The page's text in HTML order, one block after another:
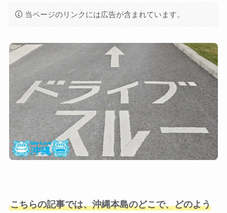
当ページのリンクには広告が含まれています。
こちらの記事では、沖縄本島のどこで、どのよう